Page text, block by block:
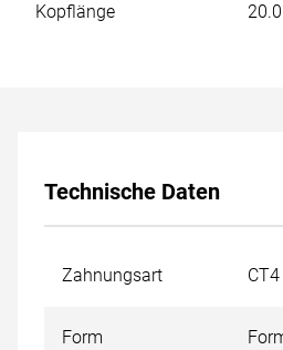
Einsatzgebiete: für hochlegierte,
Kopflänge
Technische Daten
Zahnungsart CT4
Form